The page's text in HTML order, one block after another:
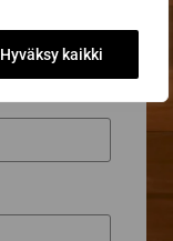
Hyväksy kaikki